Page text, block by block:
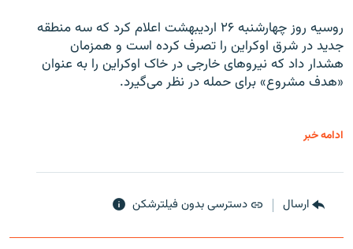
روسیه روز چهارشنبه ۲۶ اردیبهشت اعلام کرد که سه منطقه
جدید در شرق اوکراین را تصرف کرده است و همزمان
هشدار داد که نیروهای خارجی در خاک اوکراین را به عنوان
«هدف مشروع» برای حمله در نظر می‌گیرد.
ادامه خبر
ارسال دسترسی بدون فیلترشکن